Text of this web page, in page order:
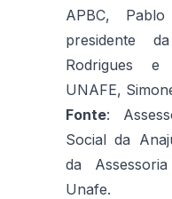
APBC,
presidente
Rodrigues
UNAFE,
Fonte:
Social da
da
Unafe.